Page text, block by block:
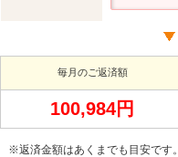
毎月のご返済額
100,984円
※返済金額はあくまでも目安です。